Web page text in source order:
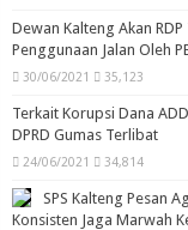
Dewan Kalteng Akan
Penggunaan Jalan Oleh
30/06/2021 35,123
Terkait Korupsi Dana
DPRD Gumas Terlibat
24/06/2021 34,814
SPS Kalteng Pesan
Konsisten Jaga Marwah